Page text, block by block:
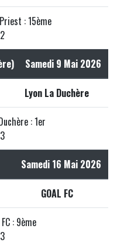
: 15ème
Samedi 9 Mai 2026
Lyon La Duchère
: 1er
Samedi 16 Mai 2026
GOAL FC
: 9ème